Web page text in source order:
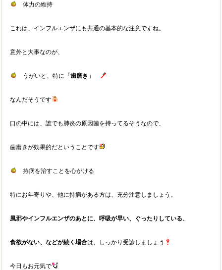
体力の維持
これは、インフルエンザにも共通の基本的な注意ですね。
意外と大事なのが、
うがいと、特に 「歯磨き」
なんだそうです
口の中には、誰でも肺炎の原因菌を持ってるそうなので、
歯磨きが効果的だということです
持病を治すことを心がける
特にお年寄りや、他に持病がある方は、充分注意しましょう。
風邪やインフルエンザのあとに、呼吸が早い、ぐったりしている、
食欲がない、などが続く場合は、しっかり受診しましょう
今日もお元気で